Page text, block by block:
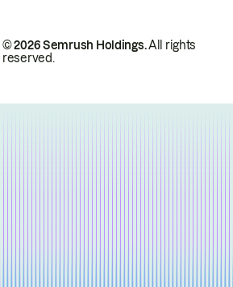
© 2026 Semrush Holdings.All rights
reserved.